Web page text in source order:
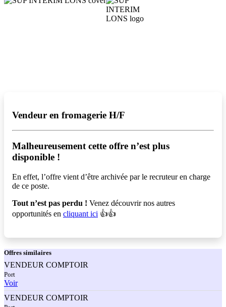
Vendeur en fromagerie H/F
Malheureusement cette offre n’est plus
disponible !️
En effet, l’offre vient d’être archivée par le recruteur en charge
de ce poste.
Tout n’est pas perdu ! Venez découvrir nos autres
opportunités en cliquant ici 👍👍
Offres similaires
VENDEUR COMPTOIR
Port
Voir
VENDEUR COMPTOIR